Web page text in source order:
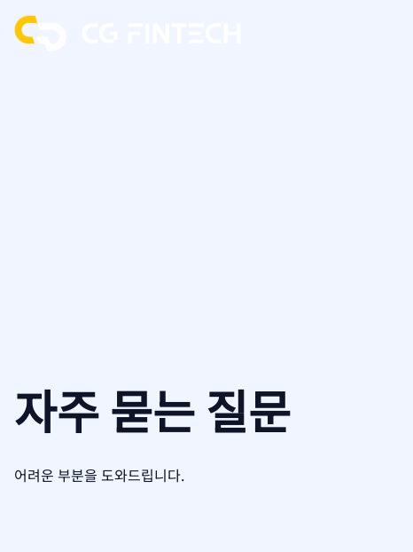
자주 묻는 질문
어려운 부분을 도와드립니다.